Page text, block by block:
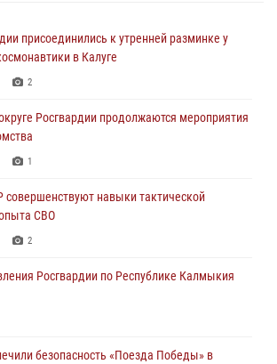
присоединились к утренней разминке у
в Калуге
2
Росгвардии продолжаются мероприятия
1
навыки тактической
СВО
2
Росгвардии по Республике Калмыкия
безопасность «Поезда Победы» в